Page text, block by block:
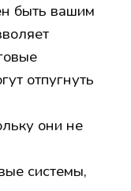
быть вашим
отпугнуть
они не
системы,